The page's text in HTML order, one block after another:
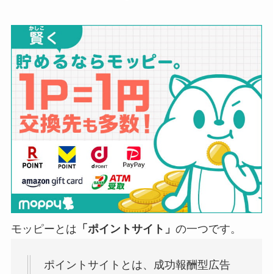
モッピーとは 「ポイントサイト」 の一つです。
ポイントサイトとは、成功報酬型広告